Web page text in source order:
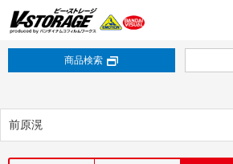
商品検索
前原滉